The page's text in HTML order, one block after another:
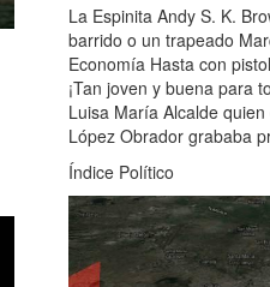
La Espinita Andy S. K.
barrido o un trapeado
Economía Hasta con
¡Tan joven y buena para
Luisa María Alcalde
López Obrador grababa
Índice Político